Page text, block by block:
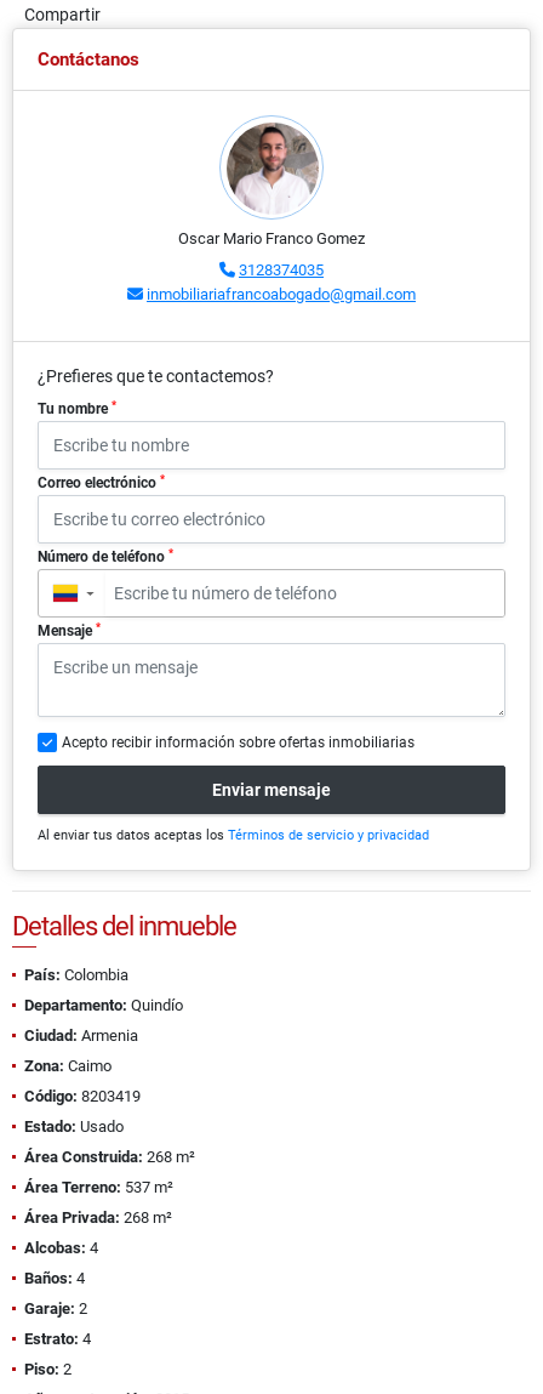
Compartir
Contáctanos
Oscar Mario Franco Gomez
3128374035
inmobiliariafrancoabogado@gmail.com
¿Prefieres que te contactemos?
Tu nombre *
Correo electrónico *
Número de teléfono *
▼
Mensaje *
Acepto recibir información sobre ofertas inmobiliarias
Enviar mensaje
Al enviar tus datos aceptas los Términos de servicio y privacidad
Detalles del inmueble
País: Colombia
Departamento: Quindío
Ciudad: Armenia
Zona: Caimo
Código: 8203419
Estado: Usado
Área Construida: 268 m²
Área Terreno: 537 m²
Área Privada: 268 m²
Alcobas: 4
Baños: 4
Garaje: 2
Estrato: 4
Piso: 2